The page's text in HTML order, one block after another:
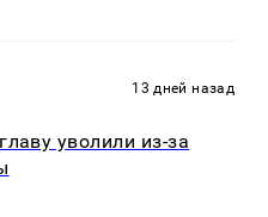
13 дней назад
уволили из-за